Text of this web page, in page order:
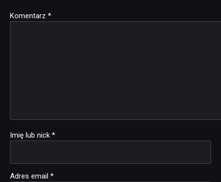
Komentarz *
Imię lub nick *
Adres email *
Alternative: